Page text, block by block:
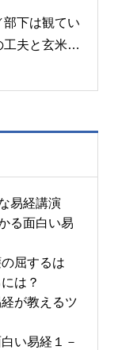
日～24日の
一日一言
部下は観てい
工夫と玄米食
日～18日の
易経講演
る面白い易
屈するは
は？
が教えるツ
い易経１－